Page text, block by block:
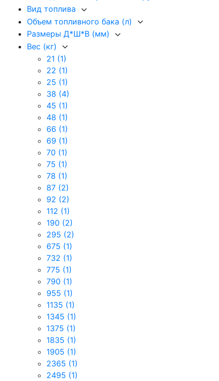
Вид топлива
Объем топливного бака (л)
Размеры Д*Ш*В (мм)
Вес (кг)
21 (1)
22 (1)
25 (1)
38 (4)
45 (1)
48 (1)
66 (1)
69 (1)
70 (1)
75 (1)
78 (1)
87 (2)
92 (2)
112 (1)
190 (2)
295 (2)
675 (1)
732 (1)
775 (1)
790 (1)
955 (1)
1135 (1)
1345 (1)
1375 (1)
1835 (1)
1905 (1)
2365 (1)
2495 (1)